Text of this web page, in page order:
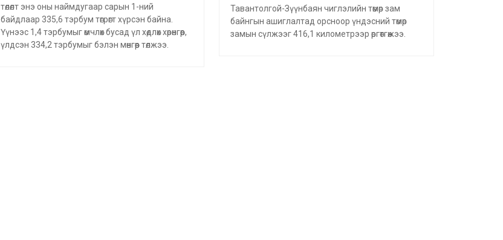
төлөлт энэ оны наймдугаар сарын 1-ний
байдлаар 335,6 тэрбум төгрөгт хүрсэн байна.
Үүнээс 1,4 тэрбумыг өмчлөх бусад үл хөдлөх хөрөнгөөр,
үлдсэн 334,2 тэрбумыг бэлэн мөнгөөр төлжээ.
Тавантолгой-Зүүнбаян чиглэлийн төмөр зам
байнгын ашиглалтад орсноор үндэсний төмөр
замын сүлжээг 416,1 километрээр өргөтгөжээ.